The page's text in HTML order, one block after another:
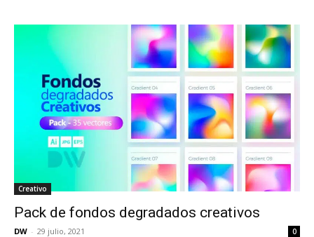
Creativo
Pack de fondos degradados creativos
DW - 29 julio, 2021 0